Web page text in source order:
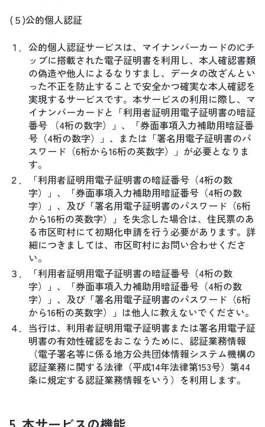
(５)公的個人認証
１． 公的個人認証サービスは、マイナンバーカードのICチ
ップに搭載された電子証明書を利用し、本人確認書類
の偽造や他人によるなりすまし、データの改ざんとい
った不正を防止することで安全かつ確実な本人確認を
実現するサービスです。本サービスの利用に際し、マ
イナンバーカードと「利用者証明用電子証明書の暗証
番号 （4桁の数字）」、「券面事項入力補助用暗証番
号（4桁の数字）」、または「署名用電子証明書のパ
スワード（6桁から16桁の英数字）」が必要となりま
す。
２．
「利用者証明用電子証明書の暗証番号（4桁の数
字）」、「券面事項入力補助用暗証番号（4桁の数
字）」、及び「署名用電子証明書のパスワード（6桁
から16桁の英数字）」を失念した場合は、住民票のあ
る市区町村にて初期化申請を行う必要があります。詳
細につきましては、市区町村にお問い合わせくださ
い。
３．
「利用者証明用電子証明書の暗証番号（4桁の数
字）」、「券面事項入力補助用暗証番号（4桁の数
字）」、及び「署名用電子証明書のパスワード（6桁
から16桁の英数字）」は他人に教えないでください。
４． 当行は、利用者証明用電子証明書または署名用電子証
明書の有効性確認をおこなうために、認証業務情報
（電子署名等に係る地方公共団体情報システム機構の
認証業務に関する法律（平成14年法律第153号）第44
条に規定する認証業務情報をいう）を利用します。